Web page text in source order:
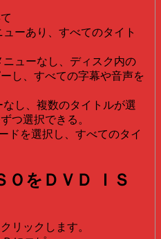
ーあり、すべてのタイト
ニューなし、ディスク内の
し、すべての字幕や音声を
し、複数のタイトルが選
つ選択できる。
ＯをＤＶＤ ＩＳ
リックします。